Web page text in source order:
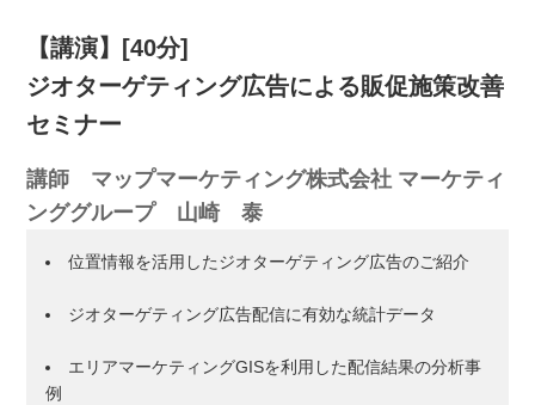
【講演】[40分]
ジオターゲティング広告による販促施策改善
セミナー
講師 マップマーケティング株式会社 マーケティ
ンググループ 山崎 泰
位置情報を活用したジオターゲティング広告のご紹介
ジオターゲティング広告配信に有効な統計データ
エリアマーケティングGISを利用した配信結果の分析事
例